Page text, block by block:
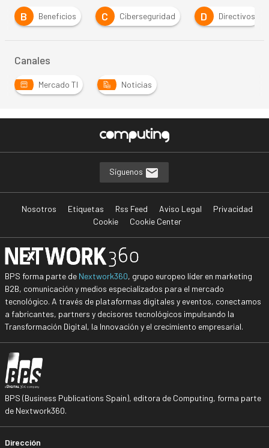
B
Beneficios C Ciberseguridad D Directivos
Canales
Mercado TI
Noticias
Síguenos
Nosotros Etiquetas Rss Feed Aviso Legal
Privacidad
Cookie
Cookie Center
BPS forma parte de Nextwork360, grupo europeo líder en marketing
B2B, comunicación y medios especializados para el mercado
tecnológico. A través de plataformas digitales y eventos, conectamos
a fabricantes, partners y decisores tecnológicos impulsando la
Transformación Digital, la Innovación y el crecimiento empresarial.
BPS (Business Publications Spain), editora de Computing, forma parte
de Nextwork360.
Dirección